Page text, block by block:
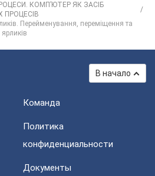
КОМП’ЮТЕР ЯК ЗАСІБ
ПРОЦЕСІВ
Перейменування, переміщення та
В начало
Команда
Политика
конфиденциальности
Документы